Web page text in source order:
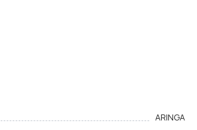
ARINGA